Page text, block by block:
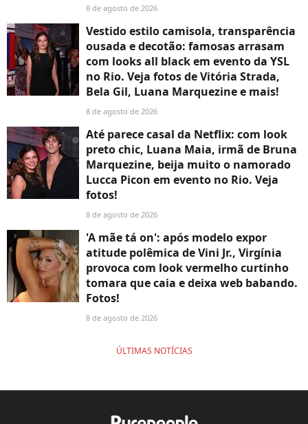
8 de agosto de 2026
Vestido estilo camisola, transparência
ousada e decotão: famosas arrasam
com looks all black em evento da YSL
no Rio. Veja fotos de Vitória Strada,
Bela Gil, Luana Marquezine e mais!
8 de agosto de 2026
Até parece casal da Netflix: com look
preto chic, Luana Maia, irmã de Bruna
Marquezine, beija muito o namorado
Lucca Picon em evento no Rio. Veja
fotos!
8 de agosto de 2026
'A mãe tá on': após modelo expor
atitude polêmica de Vini Jr., Virgínia
provoca com look vermelho curtinho
tomara que caia e deixa web babando.
Fotos!
8 de agosto de 2026
ÚLTIMAS NOTÍCIAS